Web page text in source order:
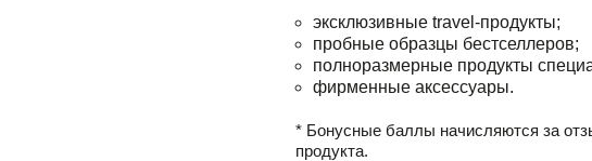
эксклюзивные travel-продукты;
пробные образцы бестселлеров;
полноразмерные продукты
фирменные аксессуары.
* Бонусные баллы начисляются за
продукта.